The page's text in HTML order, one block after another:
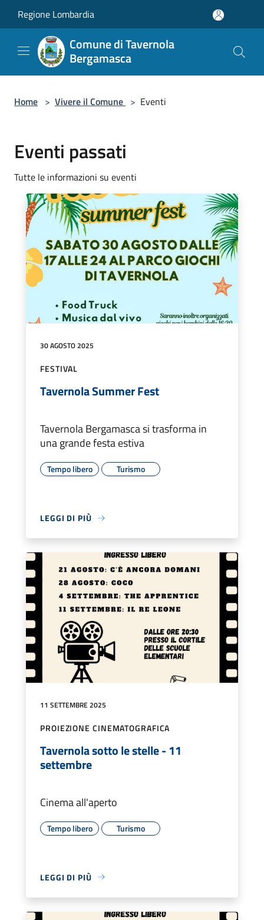
Regione Lombardia
Comune di Tavernola
Bergamasca
Home > Vivere il Comune > Eventi
Eventi passati
Tutte le informazioni su eventi
30 AGOSTO 2025
FESTIVAL
Tavernola Summer Fest
Tavernola Bergamasca si trasforma in
una grande festa estiva
Tempo libero Turismo
LEGGI DI PIÙ
11 SETTEMBRE 2025
PROIEZIONE CINEMATOGRAFICA
Tavernola sotto le stelle - 11
settembre
Cinema all'aperto
Tempo libero Turismo
LEGGI DI PIÙ